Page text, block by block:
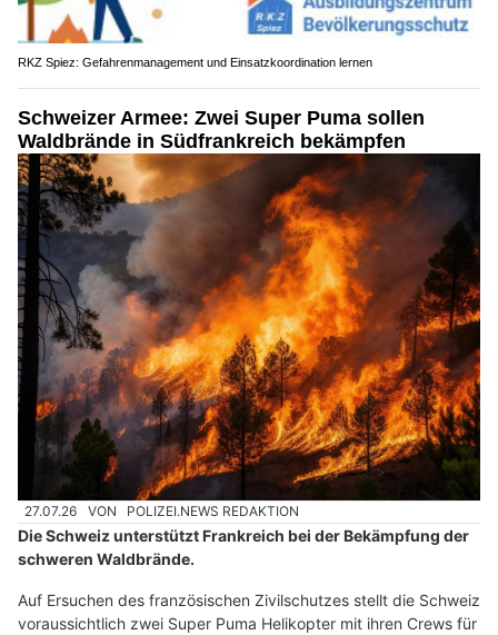
RKZ Spiez: Gefahrenmanagement und Einsatzkoordination lernen
Schweizer Armee: Zwei Super Puma sollen
Waldbrände in Südfrankreich bekämpfen
27.07.26 VON POLIZEI.NEWS REDAKTION
Die Schweiz unterstützt Frankreich bei der Bekämpfung der
schweren Waldbrände.
Auf Ersuchen des französischen Zivilschutzes stellt die Schweiz
voraussichtlich zwei Super Puma Helikopter mit ihren Crews für